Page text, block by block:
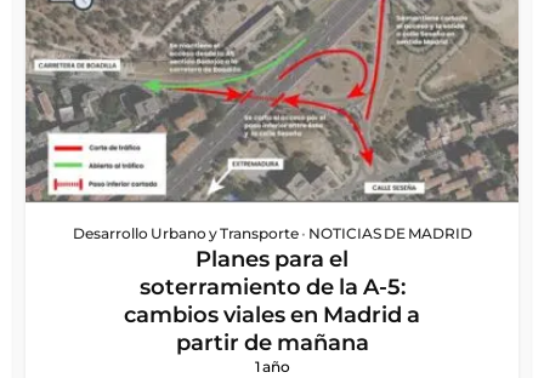
Desarrollo Urbano y Transporte • NOTICIAS DE MADRID
Planes para el
soterramiento de la A-5:
cambios viales en Madrid a
partir de mañana
1 año